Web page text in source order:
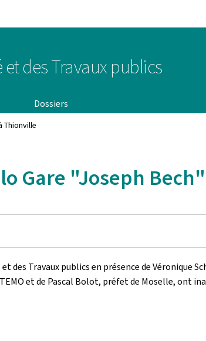
des Travaux publics
Dossiers
Thionville
Gare "Joseph
des Travaux publics en présence de Véronique
et de Pascal Bolot, préfet de Moselle, ont